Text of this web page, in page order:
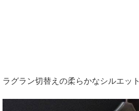
ラグラン切替えの柔らかなシルエット